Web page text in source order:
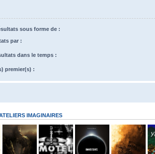
sous forme de :
par :
dans le temps :
premier(s) :
IMAGINAIRES